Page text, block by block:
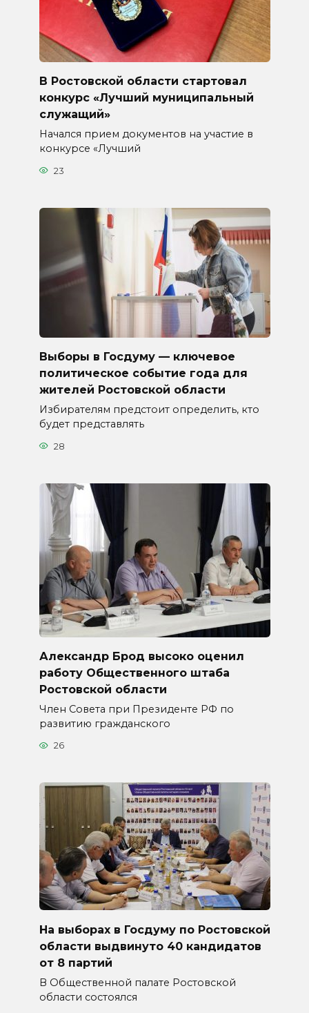
В Ростовской области стартовал
конкурс «Лучший муниципальный
служащий»
Начался прием документов на участие в
конкурсе «Лучший
23
Выборы в Госдуму — ключевое
политическое событие года для
жителей Ростовской области
Избирателям предстоит определить, кто
будет представлять
28
Александр Брод высоко оценил
работу Общественного штаба
Ростовской области
Член Совета при Президенте РФ по
развитию гражданского
26
На выборах в Госдуму по Ростовской
области выдвинуто 40 кандидатов
от 8 партий
В Общественной палате Ростовской
области состоялся